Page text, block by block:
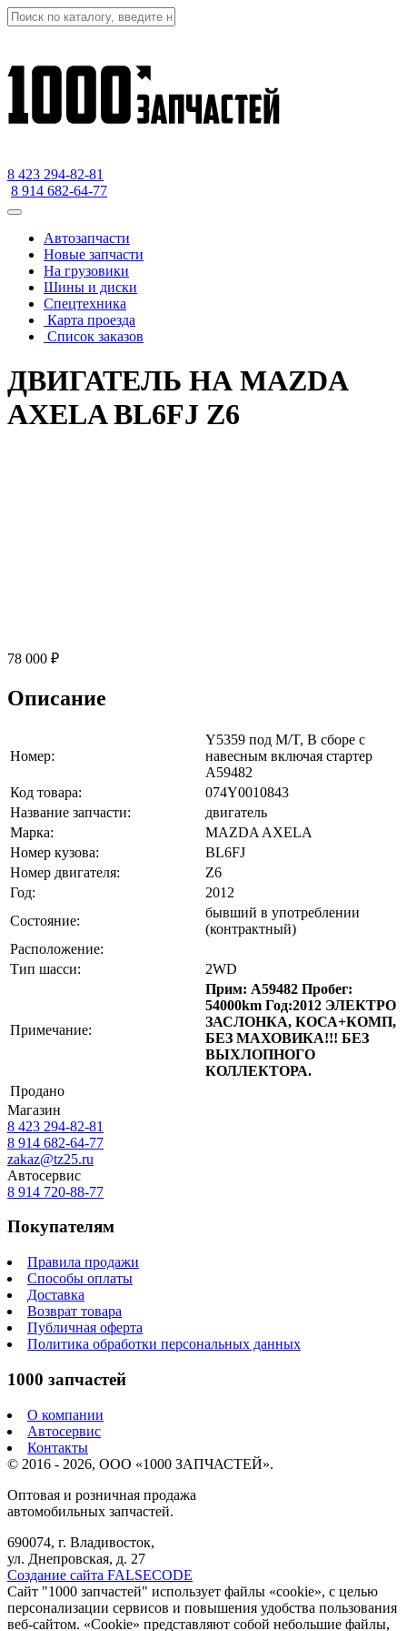
8 423 294-82-81
8 914 682-64-77
Автозапчасти
Новые запчасти
На грузовики
Шины и диски
Спецтехника
Карта проезда
Список заказов
ДВИГАТЕЛЬ НА MAZDA
AXELA BL6FJ Z6
78 000 ₽
Описание
Номер:
Y5359 под M/T, В сборе с
навесным включая стартер
A59482
Код товара:
074Y0010843
Название запчасти:
двигатель
Марка:
MAZDA AXELA
Номер кузова:
BL6FJ
Номер двигателя:
Z6
Год:
2012
Состояние:
бывший в употреблении
(контрактный)
Расположение:
Тип шасси:
2WD
Примечание:
Прим: A59482 Пробег:
54000km Год:2012 ЭЛЕКТРО
ЗАСЛОНКА, КОСА+КОМП,
БЕЗ МАХОВИКА!!! БЕЗ
ВЫХЛОПНОГО
КОЛЛЕКТОРА.
Продано
Магазин
8 423 294-82-81
8 914 682-64-77
zakaz@tz25.ru
Автосервис
8 914 720-88-77
Покупателям
Правила продажи
Способы оплаты
Доставка
Возврат товара
Публичная оферта
Политика обработки персональных данных
1000 запчастей
О компании
Автосервис
Контакты
© 2016 - 2026, ООО «1000 ЗАПЧАСТЕЙ».
Оптовая и розничная продажа
автомобильных запчастей.
690074, г. Владивосток,
ул. Днепровская, д. 27
Создание сайта FALSECODE
Сайт "1000 запчастей" использует файлы «cookie», с целью
персонализации сервисов и повышения удобства пользования
веб-сайтом. «Cookie» представляют собой небольшие файлы,